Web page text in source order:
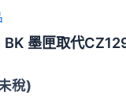
墨匣取代
稅)